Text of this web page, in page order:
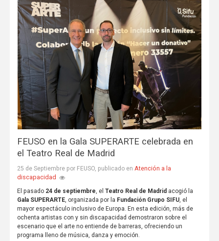
FEUSO en la Gala SUPERARTE celebrada en
el Teatro Real de Madrid
25 de Septiembre por FEUSO, publicado en Atención a la
discapacidad
El pasado 24 de septiembre, el Teatro Real de Madrid acogió la
Gala SUPERARTE, organizada por la Fundación Grupo SIFU, el
mayor espectáculo inclusivo de Europa. En esta edición, más de
ochenta artistas con y sin discapacidad demostraron sobre el
escenario que el arte no entiende de barreras, ofreciendo un
programa lleno de música, danza y emoción.